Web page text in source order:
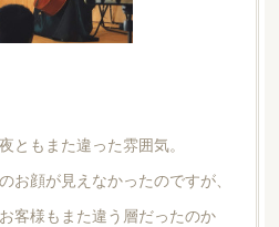
ともまた違った雰囲気。
お顔が見えなかったのですが、
客様もまた違う層だったのか